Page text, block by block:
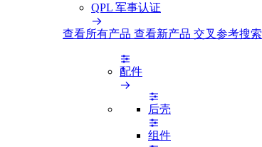
QPL 军事认证
查看所有产品 查看新产品 交叉参考搜索
配件
后壳
组件